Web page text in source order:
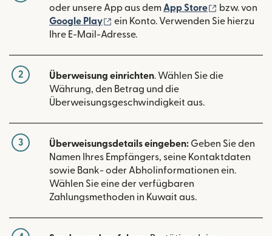
oder unsere App aus dem App Store (wird in
bzw. von
Google Play
(wird in einem neuen Fenster
ein Konto. Verwenden Sie hierzu
Ihre E-Mail-Adresse.
2 Überweisung einrichten. Wählen Sie die
Währung, den Betrag und die
Überweisungsgeschwindigkeit aus.
3 Überweisungsdetails eingeben: Geben Sie den
Namen Ihres Empfängers, seine Kontaktdaten
sowie Bank- oder Abholinformationen ein.
Wählen Sie eine der verfügbaren
Zahlungsmethoden in Kuwait aus.